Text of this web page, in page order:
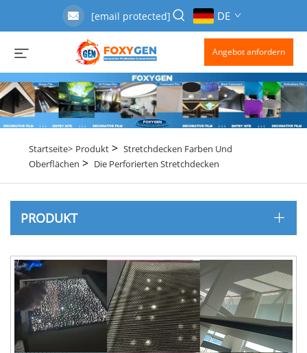
[email protected] DE
Angebot anfordern
Startseite> Produkt> Stretchdecken Farben Und
Oberflächen > Die Perforierten Stretchdecken
PRODUKT